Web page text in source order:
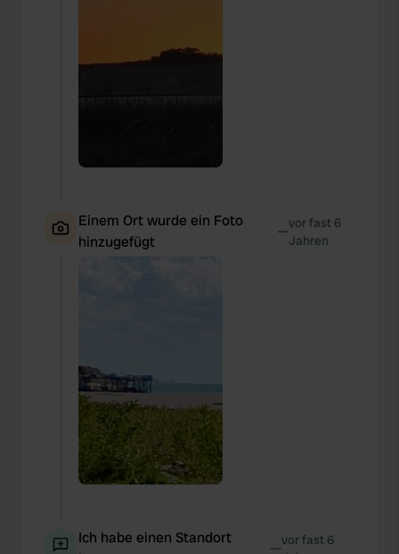
Einem Ort wurde ein Foto
hinzugefügt
—vor fast 6
Jahren
Ich habe einen Standort
—vor fast 6